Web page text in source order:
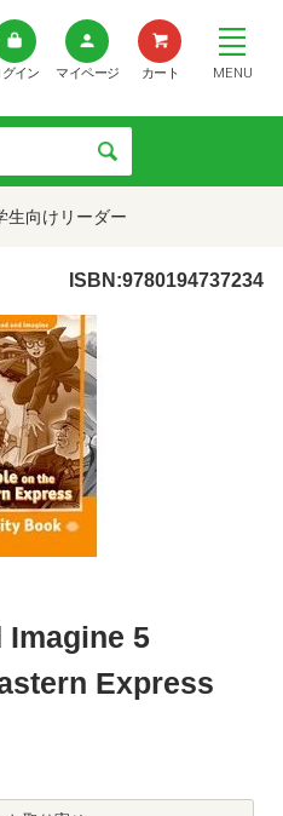
グイン マイページ カート MENU
生向けリーダー
ISBN:9780194737234
Imagine 5
Express